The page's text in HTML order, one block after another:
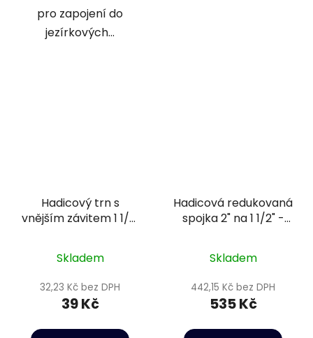
pro zapojení do
jezírkových...
Hadicový trn s
vnějším závitem 1 1/2"
Skladem
32,23 Kč bez DPH
39 Kč
Hadicová redukovaná
spojka 2" na 1 1/2" -
Skladem
442,15 Kč bez DPH
535 Kč